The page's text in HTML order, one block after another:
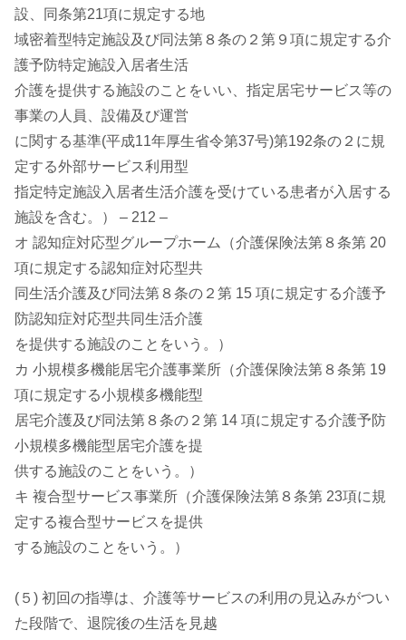
設、同条第21項に規定する地
域密着型特定施設及び同法第８条の２第９項に規定する介
護予防特定施設入居者生活
介護を提供する施設のことをいい、指定居宅サービス等の
事業の人員、設備及び運営
に関する基準(平成11年厚生省令第37号)第192条の２に規
定する外部サービス利用型
指定特定施設入居者生活介護を受けている患者が入居する
施設を含む。） – 212 –
オ 認知症対応型グループホーム（介護保険法第８条第 20
項に規定する認知症対応型共
同生活介護及び同法第８条の２第 15 項に規定する介護予
防認知症対応型共同生活介護
を提供する施設のことをいう。）
カ 小規模多機能居宅介護事業所（介護保険法第８条第 19
項に規定する小規模多機能型
居宅介護及び同法第８条の２第 14 項に規定する介護予防
小規模多機能型居宅介護を提
供する施設のことをいう。）
キ 複合型サービス事業所（介護保険法第８条第 23項に規
定する複合型サービスを提供
する施設のことをいう。）
(５) 初回の指導は、介護等サービスの利用の見込みがつい
た段階で、退院後の生活を見越